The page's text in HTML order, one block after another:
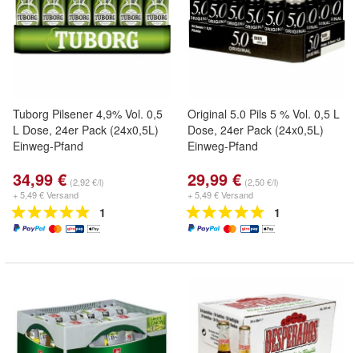
Tuborg Pilsener 4,9% Vol. 0,5
L Dose, 24er Pack (24x0,5L)
Einweg-Pfand
34,99 € (2,92 €/l)
+ 5,49 € Versand
1
Original 5.0 Pils 5 % Vol. 0,5 L
Dose, 24er Pack (24x0,5L)
Einweg-Pfand
29,99 € (2,50 €/l)
+ 5,49 € Versand
1